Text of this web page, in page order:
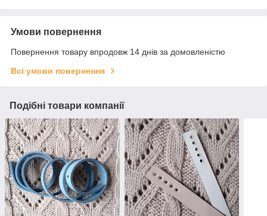
Умови повернення
Повернення товару впродовж 14 днів за домовленістю
Всі умови повернення
Подібні товари компанії